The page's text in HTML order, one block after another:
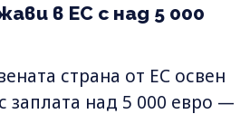
в ЕС с над 5 000
страна от ЕС освен
заплата над 5 000 евро —